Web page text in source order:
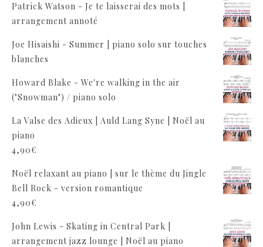
Patrick Watson - Je te laisserai des mots |
arrangement annoté
Joe Hisaishi - Summer | piano solo sur touches
blanches
Howard Blake - We're walking in the air
("Snowman") / piano solo
La Valse des Adieux | Auld Lang Syne | Noël au
piano
4,90€
Noël relaxant au piano | sur le thème du Jingle
Bell Rock - version romantique
4,90€
John Lewis - Skating in Central Park |
arrangement jazz lounge | Noël au piano